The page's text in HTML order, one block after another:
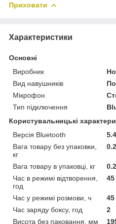
Приховати
Характеристики
Основні
Виробник
Вид навушників
Мікрофон
Тип підключення
Користувальницькі
Версія Bluetooth
5.4
Вага товару без упаковки,
кг
Вага товару в упаковці, кг
Час в режимі відтворення,
год
45
Час у режимі розмови, ч
45
Час заряду боксу, год
2
Висота без паковання, мм